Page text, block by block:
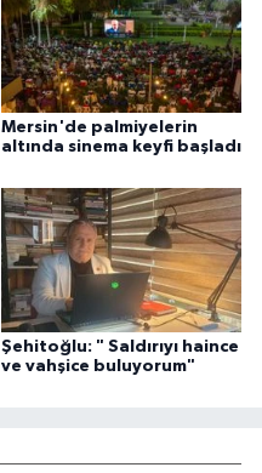
Mersin'de palmiyelerin
altında sinema keyfi başladı
Şehitoğlu: " Saldırıyı haince
ve vahşice buluyorum"